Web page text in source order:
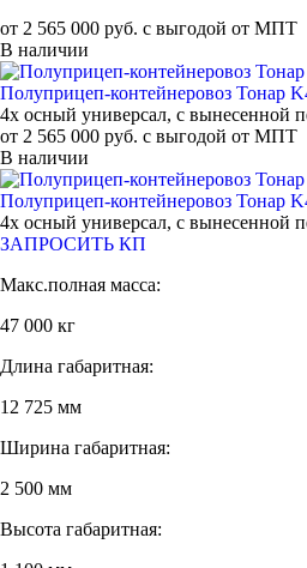
от 2 565 000 руб. с выгодой от МПТ
В наличии
Полуприцеп-контейнеровоз Тонар
4х осный универсал, с вынесенной
от 2 565 000 руб. с выгодой от МПТ
В наличии
Полуприцеп-контейнеровоз Тонар
4х осный универсал, с вынесенной
ЗАПРОСИТЬ КП
Макс.полная масса:
47 000 кг
Длина габаритная:
12 725 мм
Ширина габаритная:
2 500 мм
Высота габаритная: